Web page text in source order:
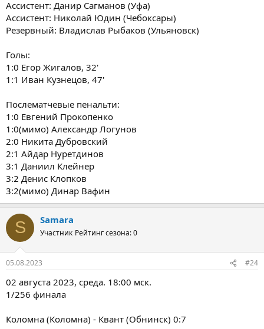
Ассистент: Данир Сагманов (Уфа)
Ассистент: Николай Юдин (Чебоксары)
Резервный: Владислав Рыбаков (Ульяновск)
Голы:
1:0 Егор Жигалов, 32'
1:1 Иван Кузнецов, 47'
Послематчевые пенальти:
1:0 Евгений Прокопенко
1:0(мимо) Александр Логунов
2:0 Никита Дубровский
2:1 Айдар Нуретдинов
3:1 Даниил Клейнер
3:2 Денис Клопков
3:2(мимо) Динар Вафин
S Samara
Участник Рейтинг сезона: 0
05.08.2023 #24
02 августа 2023, среда. 18:00 мск.
1/256 финала
Коломна (Коломна) - Квант (Обнинск) 0:7